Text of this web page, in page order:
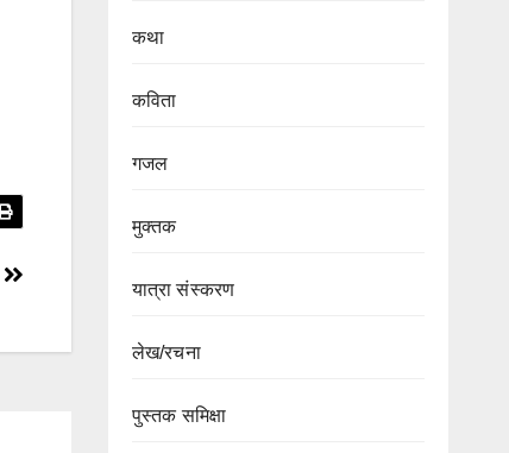
कथा
कविता
गजल
मुक्तक
यात्रा संस्करण
लेख/रचना
पुस्तक समिक्षा